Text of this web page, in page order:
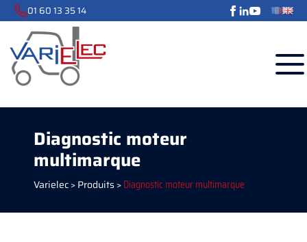
01 60 13 35 14
Diagnostic moteur
multimarque
Varielec>Produits>Diagnostic moteur multimarque